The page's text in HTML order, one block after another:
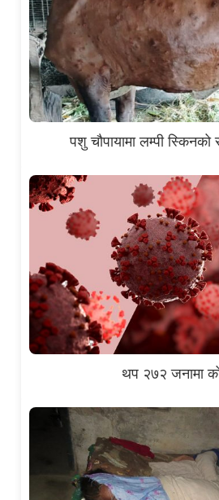
पशु चौपायामा लम्पी
थप २७२ जनामा